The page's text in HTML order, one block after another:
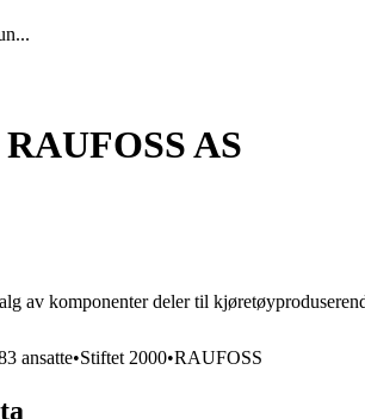
AS
av komponenter deler til
ansatte•Stiftet 2000•RAUFOSS